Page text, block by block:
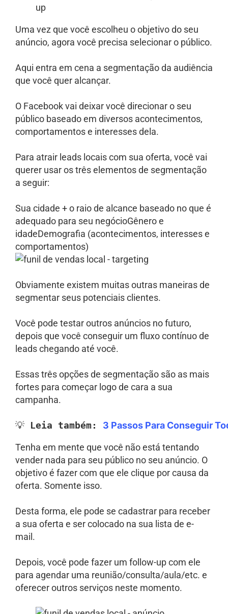
Uma vez que você escolheu o objetivo do seu
anúncio, agora você precisa selecionar o público.
Aqui entra em cena a segmentação da audiência
que você quer alcançar.
O Facebook vai deixar você direcionar o seu
público baseado em diversos acontecimentos,
comportamentos e interesses dela.
Para atrair leads locais com sua oferta, você vai
querer usar os três elementos de segmentação
a seguir:
Sua cidade + o raio de alcance baseado no que é
adequado para seu negócioGênero e
idadeDemografia (acontecimentos, interesses e
comportamentos)
Obviamente existem muitas outras maneiras de
segmentar seus potenciais clientes.
Você pode testar outros anúncios no futuro,
depois que você conseguir um fluxo contínuo de
leads chegando até você.
Essas três opções de segmentação são as mais
fortes para começar logo de cara a sua
campanha.
💡 Leia também: 3 Passos Para Conseguir
Tenha em mente que você não está tentando
vender nada para seu público no seu anúncio. O
objetivo é fazer com que ele clique por causa da
oferta. Somente isso.
Desta forma, ele pode se cadastrar para receber
a sua oferta e ser colocado na sua lista de e-
mail.
Depois, você pode fazer um follow-up com ele
para agendar uma reunião/consulta/aula/etc. e
oferecer outros serviços neste momento.